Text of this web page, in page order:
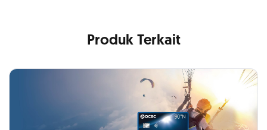
Produk Terkait